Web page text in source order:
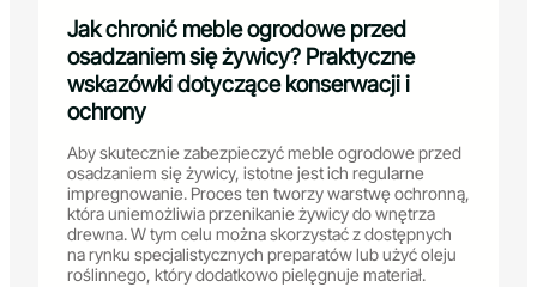
Jak chronić meble ogrodowe przed
osadzaniem się żywicy? Praktyczne
wskazówki dotyczące konserwacji i
ochrony
Aby skutecznie zabezpieczyć meble ogrodowe przed
osadzaniem się żywicy, istotne jest ich regularne
impregnowanie. Proces ten tworzy warstwę ochronną,
która uniemożliwia przenikanie żywicy do wnętrza
drewna. W tym celu można skorzystać z dostępnych
na rynku specjalistycznych preparatów lub użyć oleju
roślinnego, który dodatkowo pielęgnuje materiał.